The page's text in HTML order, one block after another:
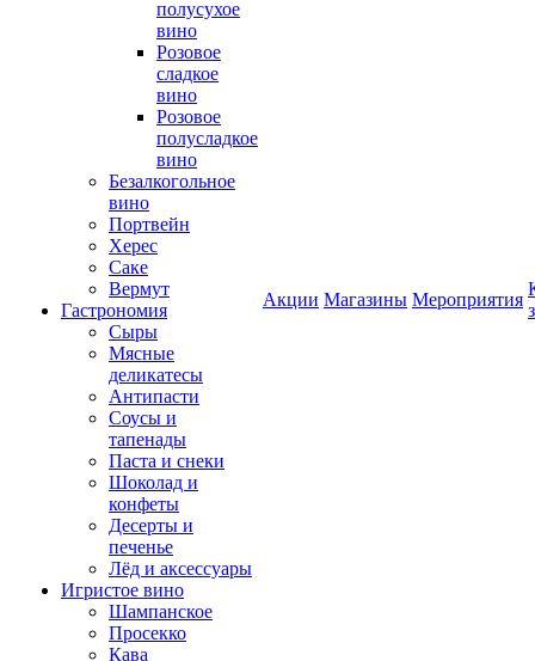
полусухое
вино
Розовое
сладкое
вино
Розовое
полусладкое
вино
Безалкогольное
вино
Портвейн
Херес
Саке
Вермут
Гастрономия
Сыры
Мясные
деликатесы
Антипасти
Соусы и
тапенады
Паста и снеки
Шоколад и
конфеты
Десерты и
печенье
Лёд и аксессуары
Игристое вино
Шампанское
Просекко
Кава
Акции Магазины Мероприятия